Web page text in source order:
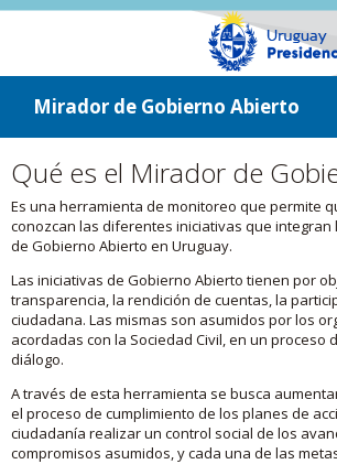
ir a contenido
ir al menú
Mirador de Gobierno Abierto
Qué es el Mirador de
Es una herramienta de monitoreo que permite
conozcan las diferentes iniciativas que integran
de Gobierno Abierto en Uruguay.
Las iniciativas de Gobierno Abierto tienen por
transparencia, la rendición de cuentas, la
ciudadana. Las mismas son asumidos por los
acordadas con la Sociedad Civil, en un proceso
diálogo.
A través de esta herramienta se busca
el proceso de cumplimiento de los planes de
ciudadanía realizar un control social de los
compromisos asumidos, y cada una de las